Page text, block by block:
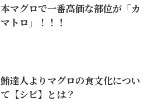
本マグロで一番高価な部位が「カ
マトロ」！！！
鮪達人よりマグロの食文化につい
て【シビ】とは？